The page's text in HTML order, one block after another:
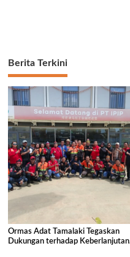
Berita Terkini
Ormas Adat Tamalaki Tegaskan
Dukungan terhadap Keberlanjutan